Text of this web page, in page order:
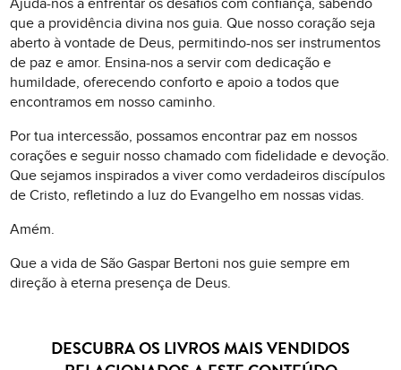
Ajuda-nos a enfrentar os desafios com confiança, sabendo
que a providência divina nos guia. Que nosso coração seja
aberto à vontade de Deus, permitindo-nos ser instrumentos
de paz e amor. Ensina-nos a servir com dedicação e
humildade, oferecendo conforto e apoio a todos que
encontramos em nosso caminho.
Por tua intercessão, possamos encontrar paz em nossos
corações e seguir nosso chamado com fidelidade e devoção.
Que sejamos inspirados a viver como verdadeiros discípulos
de Cristo, refletindo a luz do Evangelho em nossas vidas.
Amém.
Que a vida de São Gaspar Bertoni nos guie sempre em
direção à eterna presença de Deus.
DESCUBRA OS LIVROS MAIS VENDIDOS